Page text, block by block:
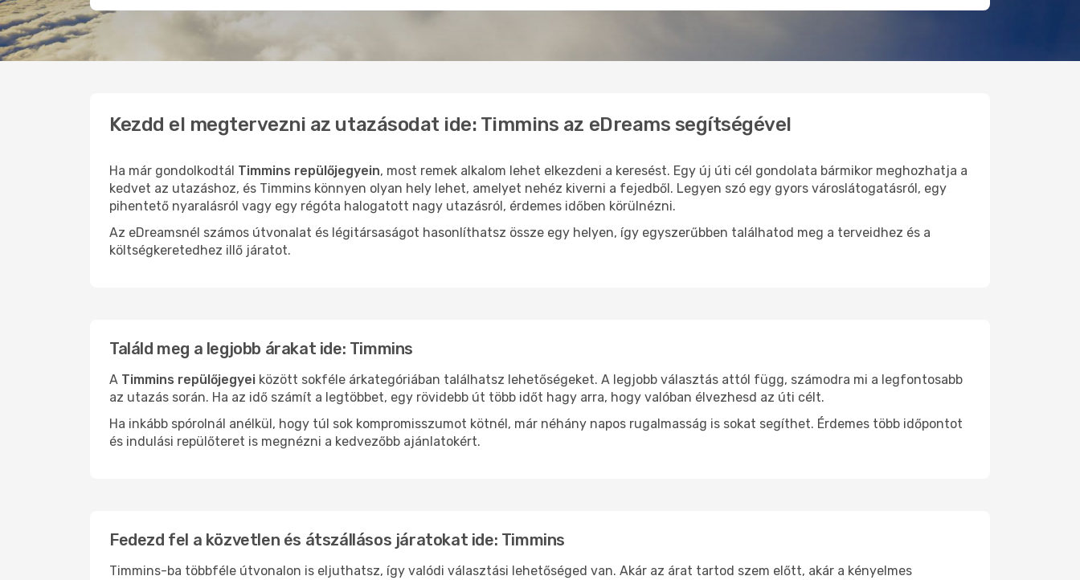
Kezdd el megtervezni az utazásodat ide: Timmins az eDreams segítségével
Ha már gondolkodtál Timmins repülőjegyein, most remek alkalom lehet elkezdeni a keresést. Egy új úti cél gondolata bármikor meghozhatja a
kedvet az utazáshoz, és Timmins könnyen olyan hely lehet, amelyet nehéz kiverni a fejedből. Legyen szó egy gyors városlátogatásról, egy
pihentető nyaralásról vagy egy régóta halogatott nagy utazásról, érdemes időben körülnézni.
Az eDreamsnél számos útvonalat és légitársaságot hasonlíthatsz össze egy helyen, így egyszerűbben találhatod meg a terveidhez és a
költségkeretedhez illő járatot.
Találd meg a legjobb árakat ide: Timmins
A Timmins repülőjegyei között sokféle árkategóriában találhatsz lehetőségeket. A legjobb választás attól függ, számodra mi a legfontosabb
az utazás során. Ha az idő számít a legtöbbet, egy rövidebb út több időt hagy arra, hogy valóban élvezhesd az úti célt.
Ha inkább spórolnál anélkül, hogy túl sok kompromisszumot kötnél, már néhány napos rugalmasság is sokat segíthet. Érdemes több időpontot
és indulási repülőteret is megnézni a kedvezőbb ajánlatokért.
Fedezd fel a közvetlen és átszállásos járatokat ide: Timmins
Timmins-ba többféle útvonalon is eljuthatsz, így valódi választási lehetőséged van. Akár az árat tartod szem előtt, akár a kényelmes